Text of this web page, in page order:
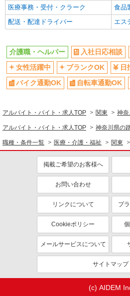
同じ特徴から求人を探す
日払い
車通
医療事務・受付・クラーク
食品
配送・配達ドライバー
エス
介護職・ヘルパー 入社日応相談
女性活躍中
ブランクOK 日
バイク通勤OK
自転車通勤OK
アルバイト・バイト・求人TOP 関東 神
アルバイト・バイト・求人TOP 神奈川県の
職種・条件一覧 医療・介護・福祉 関東
掲載ご希望のお客様へ
お問い合わせ
リンクについて プ
Cookieポリシー
メールサービスについて
サイトマップ
(c) AIDEM